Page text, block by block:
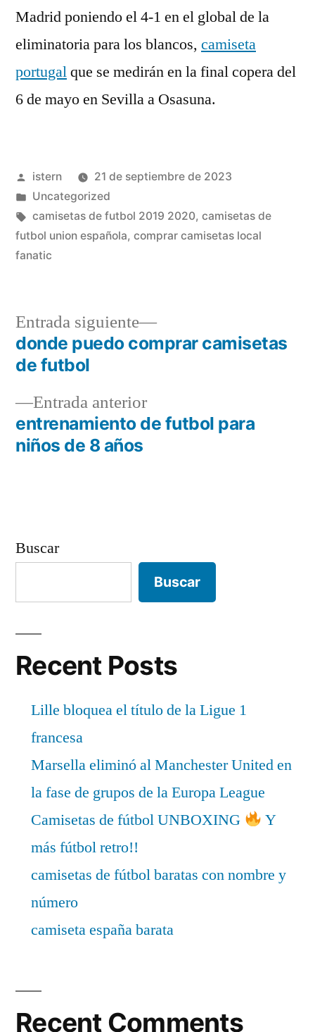
Madrid poniendo el 4-1 en el global de la
eliminatoria para los blancos, camiseta
portugalque se medirán en la final copera del
6 de mayo en Sevilla a Osasuna.
Publicado
por
istern
21 de septiembre de 2023
Publicado
en
Uncategorized
Etiquetas:
camisetas de futbol 2019 2020, camisetas de
futbol union española, comprar camisetas local
fanatic
Navegación
entradas
Entrada anteriorEntrada
anterior:
entrenamiento de futbol para
niños de 8 años
Entrada siguiente
Entrada
siguiente:
donde puedo comprar camisetas
de futbol
Buscar
Buscar
Recent Posts
Lille bloquea el título de la Ligue 1
francesa
Marsella eliminó al Manchester United en
la fase de grupos de la Europa League
Camisetas de fútbol UNBOXING
Y
más fútbol retro!!
camisetas de fútbol baratas con nombre y
número
camiseta españa barata
Recent Comments